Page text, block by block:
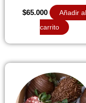
$65.000
Añadir al
carrito